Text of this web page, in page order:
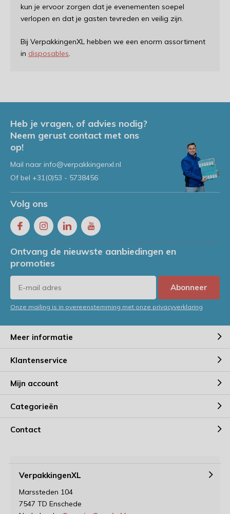
kun je ervoor zorgen dat je evenementen soepel
verlopen en dat je gasten tevreden en veilig zijn.
Bij VerpakkingenXL hebben we een enorm assortiment
in disposables.
Heb je vragen, of advies nodig?
Neem gerust contact met ons
op!
Mail naar info@verpakkingenxl.nl
Of bel +31(0)53 - 5738456
Volg ons
Ontvang de nieuwste aanbiedingen en
promoties
Abonneer
Onze mailing is in overeenstemming met onze privacyverklaring
Meer informatie
Klantenservice
Mijn account
Categorieën
Contact
VerpakkingenXL
Marssteden 104
7547 TD Enschede